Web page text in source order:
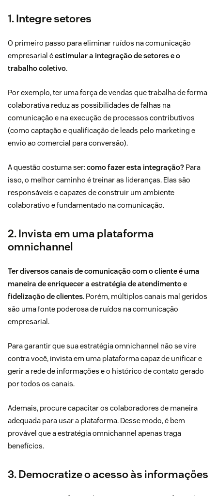
1. Integre setores
O primeiro passo para eliminar ruídos na comunicação
empresarial éestimular a integração de setores e o
trabalho coletivo.
Por exemplo, ter uma força de vendas que trabalha de forma
colaborativa reduz as possibilidades de falhas na
comunicação e na execução de processos contributivos
(como captação e qualificação de leads pelo marketing e
envio ao comercial para conversão).
A questão costuma ser:como fazer esta integração? Para
isso, o melhor caminho é treinar as lideranças. Elas são
responsáveis e capazes de construir um ambiente
colaborativo e fundamentado na comunicação.
2. Invista em uma plataforma
omnichannel
Ter diversos canais de comunicação com o cliente é uma
maneira de enriquecer a estratégia de atendimento e
fidelização de clientes. Porém, múltiplos canais mal geridos
são uma fonte poderosa de ruídos na comunicação
empresarial.
Para garantir que suaestratégia omnichannel não se vire
contra você, invista em uma plataformacapaz de unificar e
gerir a rede de informações e o histórico de contato gerado
por todos os canais.
Ademais, procure capacitar os colaboradores de maneira
adequada para usar a plataforma. Desse modo, é bem
provável que a estratégia omnichannel apenas traga
benefícios.
3. Democratize o acesso às informações